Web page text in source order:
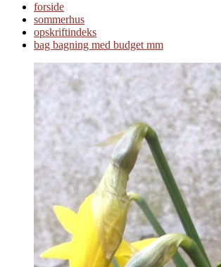
forside
sommerhus
opskriftindeks
bag bagning med budget mm